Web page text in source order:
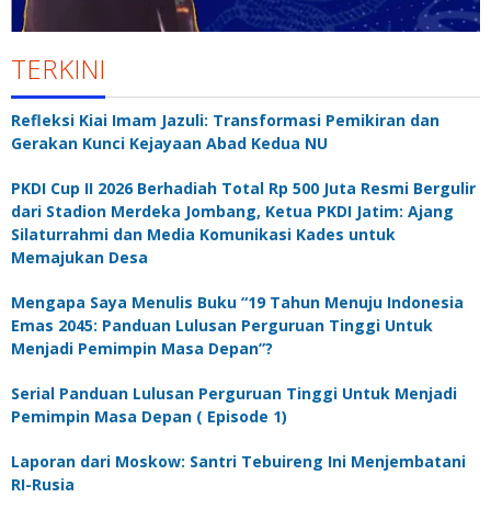
TERKINI
Refleksi Kiai Imam Jazuli: Transformasi Pemikiran dan
Gerakan Kunci Kejayaan Abad Kedua NU
PKDI Cup II 2026 Berhadiah Total Rp 500 Juta Resmi Bergulir
dari Stadion Merdeka Jombang, Ketua PKDI Jatim: Ajang
Silaturrahmi dan Media Komunikasi Kades untuk
Memajukan Desa
Mengapa Saya Menulis Buku “19 Tahun Menuju Indonesia
Emas 2045: Panduan Lulusan Perguruan Tinggi Untuk
Menjadi Pemimpin Masa Depan”?
Serial Panduan Lulusan Perguruan Tinggi Untuk Menjadi
Pemimpin Masa Depan ( Episode 1)
Laporan dari Moskow: Santri Tebuireng Ini Menjembatani
RI-Rusia